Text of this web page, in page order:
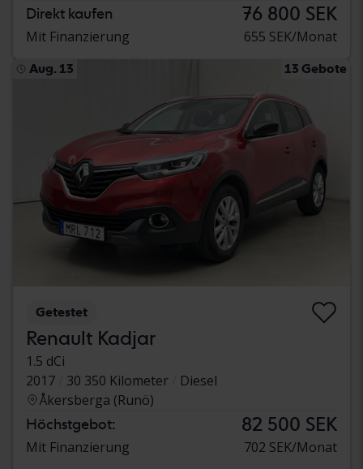
Direkt kaufen 76 800 SEK
Mit Finanzierung 655 SEK/Monat
Aug. 13 13 Gebote
Getestet
Renault Kadjar
1.5 dCi
2017
30 350 Kilometer
Diesel
Åkersberga (Runö)
Höchstgebot: 82 500 SEK
Mit Finanzierung 702 SEK/Monat